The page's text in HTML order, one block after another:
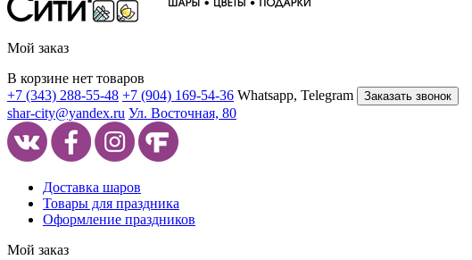
Мой заказ
В корзине нет товаров
+7 (343) 288-55-48 +7 (904) 169-54-36 Whatsapp, Telegram Заказать звонок
shar-city@yandex.ru Ул. Восточная, 80
Доставка шаров
Товары для праздника
Оформление праздников
Мой заказ